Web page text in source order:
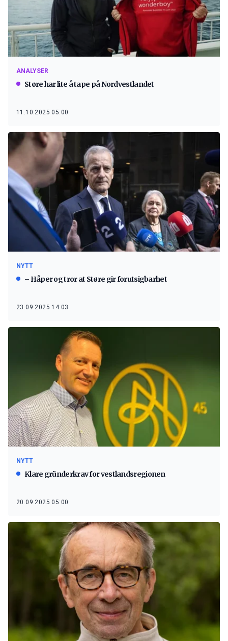
ANALYSER
Støre har lite å tape på Nordvestlandet
11.10.2025 05:00
NYTT
– Håper og tror at Støre gir forutsigbarhet
23.09.2025 14:03
NYTT
Klare gründerkrav for vestlandsregionen
20.09.2025 05:00